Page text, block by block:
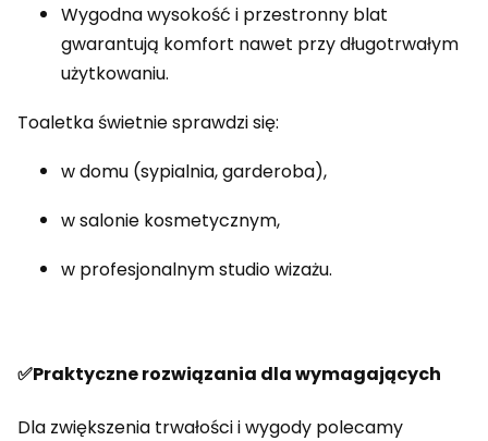
Wygodna wysokość i przestronny blat
gwarantują komfort nawet przy długotrwałym
użytkowaniu.
Toaletka świetnie sprawdzi się:
w domu (sypialnia, garderoba),
w salonie kosmetycznym,
w profesjonalnym studio wizażu.
✅Praktyczne rozwiązania dla wymagających
Dla zwiększenia trwałości i wygody polecamy